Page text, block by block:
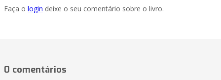
Faça o login deixe o seu comentário sobre o livro.
0 comentários